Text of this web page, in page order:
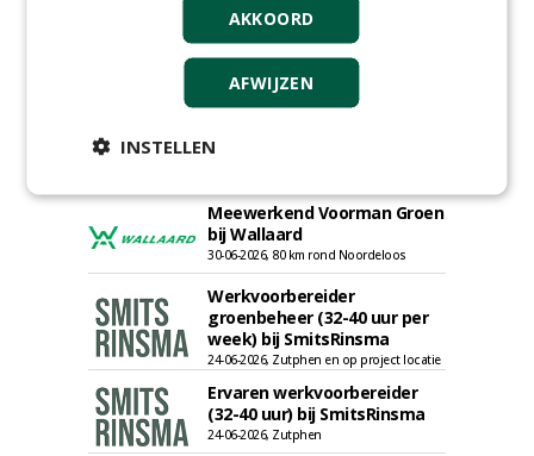
Werkvoorbereider /
calculator Groendaken bij
Wallaard
30-06-2026, Noordeloos
Wallaard
Meewerkend Voorman Groen
bij Wallaard
30-06-2026, 80 km rond Noordeloos
Werkvoorbereider
groenbeheer (32-40 uur per
week) bij SmitsRinsma
24-06-2026, Zutphen en op project locatie
Ervaren werkvoorbereider
(32-40 uur) bij SmitsRinsma
24-06-2026, Zutphen
AKKOORD
AFWIJZEN
INSTELLEN